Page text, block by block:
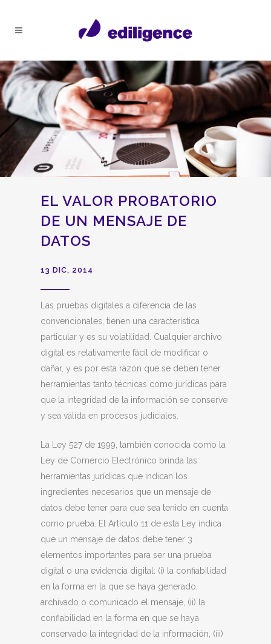
EL VALOR PROBATORIO
DE UN MENSAJE DE
DATOS
13 DIC, 2014
Las pruebas digitales a diferencia de las
convencionales, tienen una característica
particular y es su volatilidad. Cualquier archivo
digital es relativamente fácil de modificar o
dañar, y es por esta razón que se deben tener
herramientas tanto técnicas como jurídicas para
que la integridad de la información se conserve
y sea válida en procesos judiciales.
La Ley 527 de 1999, también conocida como la
Ley de Comercio Electrónico brinda las
herramientas jurídicas que indican los
ingredientes necesarios que un mensaje de
datos debe tener para que sea tenido en cuenta
como prueba. El Artículo 11 de esta Ley indica
que un mensaje de datos debe tener 3
elementos importantes para ser una prueba
digital o una evidencia digital: (i) la confiabilidad
en la forma en la que se haya generado,
archivado o comunicado el mensaje, (ii) la
confiabilidad en la forma en que se haya
conservado la integridad de la información, (iii)